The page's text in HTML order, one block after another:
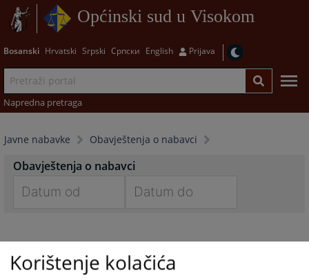
Općinski sud u Visokom
Bosanski Hrvatski Srpski Српски English Prijava
Napredna pretraga
Javne nabavke Obavještenja o nabavci
Obavještenja o nabavci
to
interact
to
interact
Korištenje kolačića